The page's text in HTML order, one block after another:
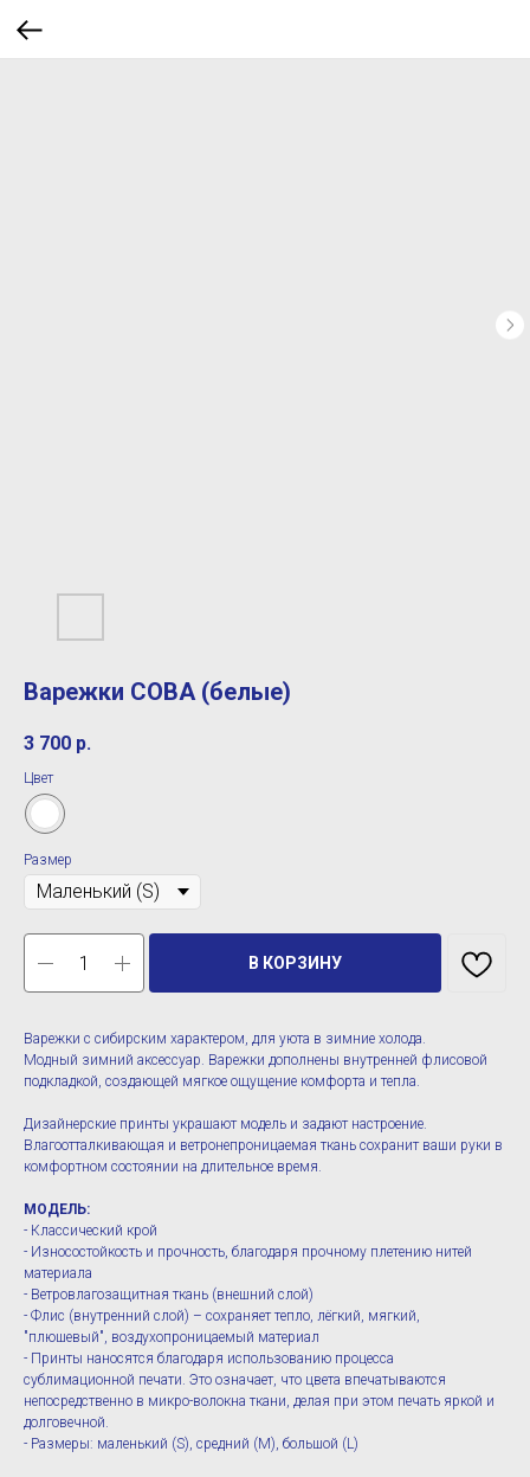
Варежки СОВА (белые)
3 700 р.
Цвет
Размер
В КОРЗИНУ
Варежки с сибирским характером, для уюта в зимние холода.
Модный зимний аксессуар. Варежки дополнены внутренней флисовой
подкладкой, создающей мягкое ощущение комфорта и тепла.
Дизайнерские принты украшают модель и задают настроение.
Влагоотталкивающая и ветронепроницаемая ткань сохранит ваши руки в
комфортном состоянии на длительное время.
МОДЕЛЬ:
- Классический крой
- Износостойкость и прочность, благодаря прочному плетению нитей
материала
- Ветровлагозащитная ткань (внешний слой)
- Флис (внутренний слой) – сохраняет тепло, лёгкий, мягкий,
"плюшевый", воздухопроницаемый материал
- Принты наносятся благодаря использованию процесса
сублимационной печати. Это означает, что цвета впечатываются
непосредственно в микро-волокна ткани, делая при этом печать яркой и
долговечной.
- Размеры: маленький (S), средний (M), большой (L)